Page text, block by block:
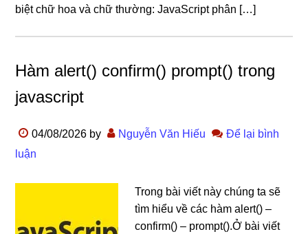
biệt chữ hoa và chữ thường: JavaScript phân […]
Hàm alert() confirm() prompt() trong
javascript
04/08/2026 by Nguyễn Văn Hiếu
Để lại bình
luận
Trong bài viết này chúng ta sẽ
tìm hiểu về các hàm alert() –
confirm() – prompt().Ở bài viết